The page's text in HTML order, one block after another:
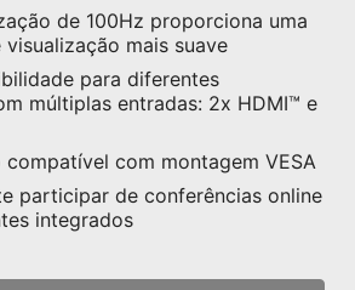
de 100Hz proporciona uma
mais suave
para diferentes
múltiplas entradas: 2x HDMI™ e
compatível com montagem VESA
participar de conferências online
integrados